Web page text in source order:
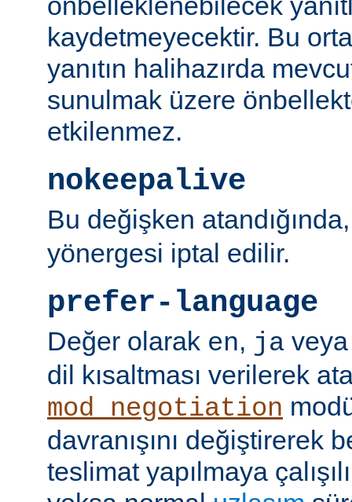
kaydetmeyecektir. Bu
yanıtın halihazırda
sunulmak üzere
etkilenmez.
nokeepalive
Bu değişken
yönergesi iptal edilir.
prefer-language
Değer olarak en, ja
dil kısaltması verilerek
mod_negotiation
davranışını değiştirerek
teslimat yapılmaya